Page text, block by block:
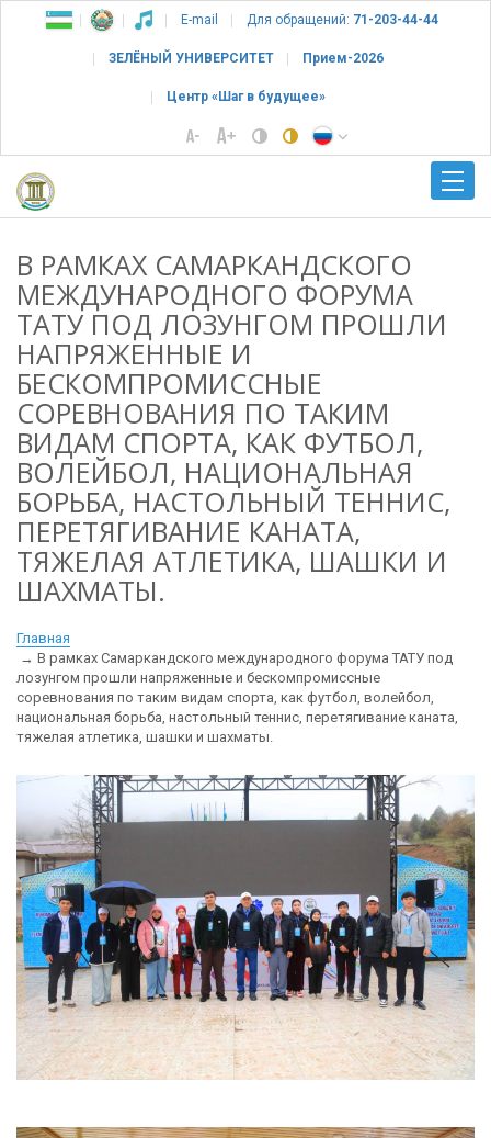
E-mail Для обращений: 71-203-44-44
ЗЕЛЁНЫЙ УНИВЕРСИТЕТ Прием-2026
Центр «Шаг в будущее»
В РАМКАХ САМАРКАНДСКОГО
МЕЖДУНАРОДНОГО ФОРУМА
ТАТУ ПОД ЛОЗУНГОМ ПРОШЛИ
НАПРЯЖЕННЫЕ И
БЕСКОМПРОМИССНЫЕ
СОРЕВНОВАНИЯ ПО ТАКИМ
ВИДАМ СПОРТА, КАК ФУТБОЛ,
ВОЛЕЙБОЛ, НАЦИОНАЛЬНАЯ
БОРЬБА, НАСТОЛЬНЫЙ ТЕННИС,
ПЕРЕТЯГИВАНИЕ КАНАТА,
ТЯЖЕЛАЯ АТЛЕТИКА, ШАШКИ И
ШАХМАТЫ.
Главная
В рамках Самаркандского международного форума ТАТУ под
лозунгом прошли напряженные и бескомпромиссные
соревнования по таким видам спорта, как футбол, волейбол,
национальная борьба, настольный теннис, перетягивание каната,
тяжелая атлетика, шашки и шахматы.